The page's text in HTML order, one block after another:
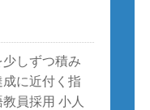
しずつ積み
に近付く指
員採用 小人